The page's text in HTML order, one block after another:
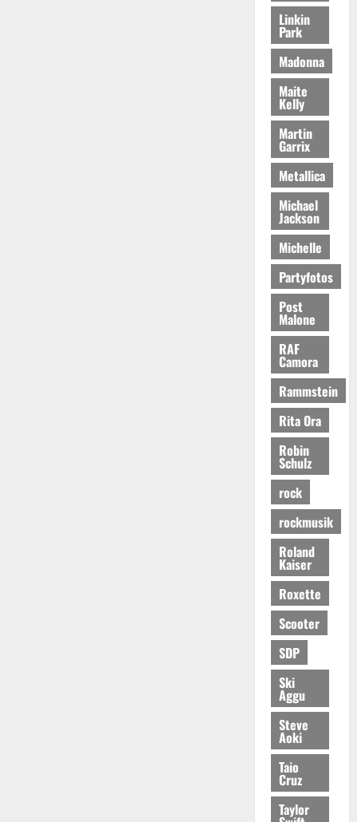
Linkin
Park
Madonna
Maite
Kelly
Martin
Garrix
Metallica
Michael
Jackson
Michelle
Partyfotos
Post
Malone
RAF
Camora
Rammstein
Rita Ora
Robin
Schulz
rock
rockmusik
Roland
Kaiser
Roxette
Scooter
SDP
Ski
Aggu
Steve
Aoki
Taio
Cruz
Taylor